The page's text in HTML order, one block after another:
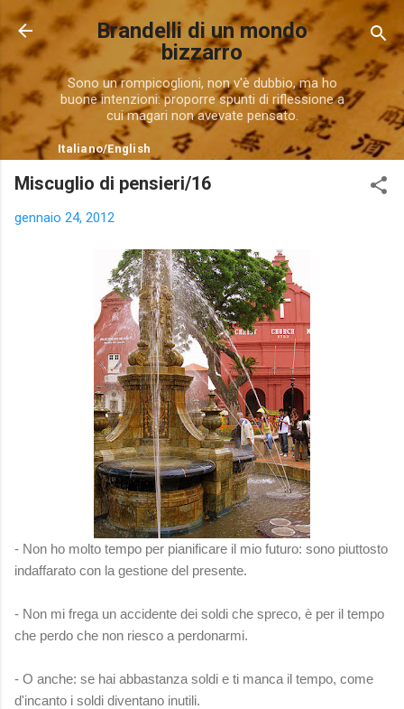
Passa ai contenuti principali
Brandelli di un mondo
bizzarro
Sono un rompicoglioni, non v'è dubbio, ma ho
buone intenzioni: proporre spunti di riflessione a
cui magari non avevate pensato.
Italiano/English
Miscuglio di pensieri/16
gennaio 24, 2012
- Non ho molto tempo per pianificare il mio futuro: sono piuttosto
indaffarato con la gestione del presente.
- Non mi frega un accidente dei soldi che spreco, è per il tempo
che perdo che non riesco a perdonarmi.
- O anche: se hai abbastanza soldi e ti manca il tempo, come
d'incanto i soldi diventano inutili.